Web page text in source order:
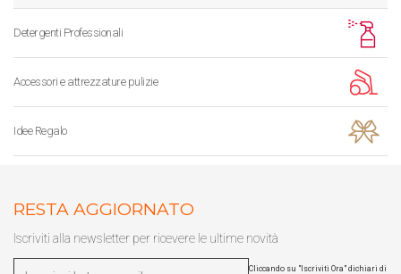
Detergenti Professionali
Accessori e attrezzature pulizie
Idee Regalo
RESTA AGGIORNATO
Iscriviti alla newsletter per ricevere le ultime novità
Cliccando su "Iscriviti Ora" dichiari di